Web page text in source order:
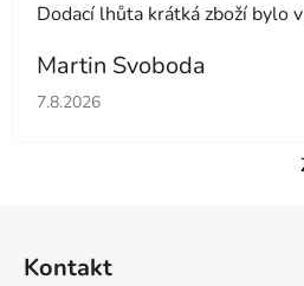
Dodací lhůta krátká zboží bylo
Martin Svoboda
Hodnocení obchodu je 5 z 5
7.8.2026
Kontakt